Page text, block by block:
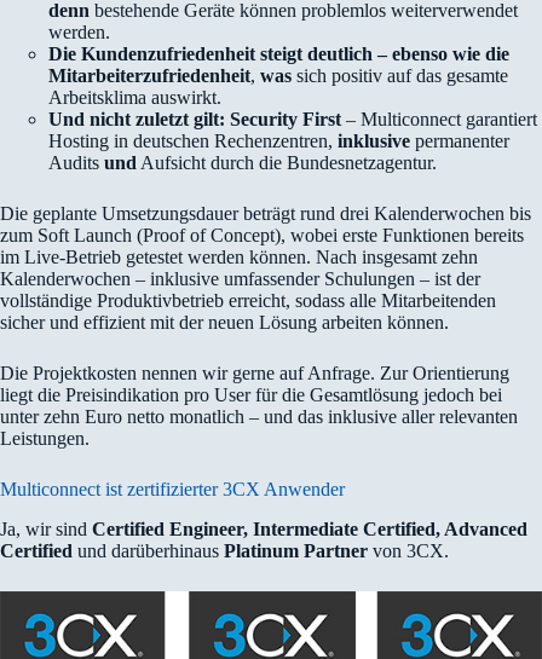
denn bestehende Geräte können problemlos weiterverwendet
werden.
Die Kundenzufriedenheit steigt deutlich – ebenso wie die
Mitarbeiterzufriedenheit, was sich positiv auf das gesamte
Arbeitsklima auswirkt.
Und nicht zuletzt gilt: Security First – Multiconnect garantiert
Hosting in deutschen Rechenzentren, inklusive permanenter
Audits und Aufsicht durch die Bundesnetzagentur.
Die geplante Umsetzungsdauer beträgt rund drei Kalenderwochen bis
zum Soft Launch (Proof of Concept), wobei erste Funktionen bereits
im Live-Betrieb getestet werden können. Nach insgesamt zehn
Kalenderwochen – inklusive umfassender Schulungen – ist der
vollständige Produktivbetrieb erreicht, sodass alle Mitarbeitenden
sicher und effizient mit der neuen Lösung arbeiten können.
Die Projektkosten nennen wir gerne auf Anfrage. Zur Orientierung
liegt die Preisindikation pro User für die Gesamtlösung jedoch bei
unter zehn Euro netto monatlich – und das inklusive aller relevanten
Leistungen.
Multiconnect ist zertifizierter 3CX Anwender
Ja, wir sind Certified Engineer, Intermediate Certified, Advanced
Certified und darüberhinaus Platinum Partner von 3CX.